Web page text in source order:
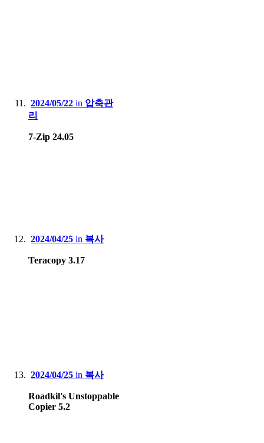
2024/05/22 in 압축관
리
7-Zip 24.05
2024/04/25 in 복사
Teracopy 3.17
2024/04/25 in 복사
Roadkil's Unstoppable
Copier 5.2